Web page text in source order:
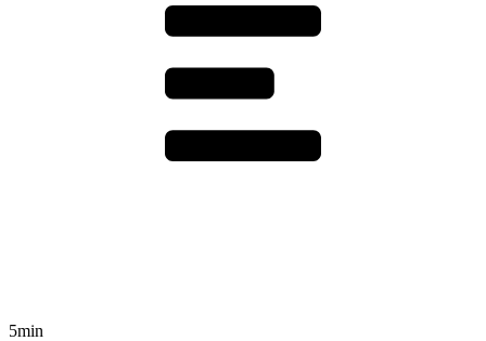
5min